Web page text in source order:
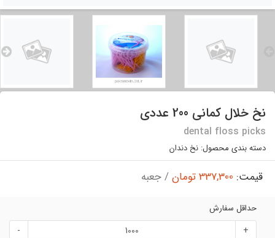
نخ خلال کمانی 200 عددی
dental floss picks
دسته بندی محصول: نخ دندان
قیمت: 337,300 تومان / جعبه
حداقل سفارش
+